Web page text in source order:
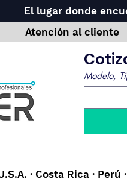
El lugar donde
Atención al cliente
Modelo,
· Costa Rica · Perú